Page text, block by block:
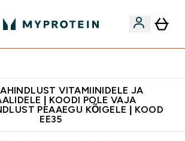
VITAMIINIDELE JA
| KOODI POLE VAJA
PEAAEGU KÕIGELE | KOOD
EE35